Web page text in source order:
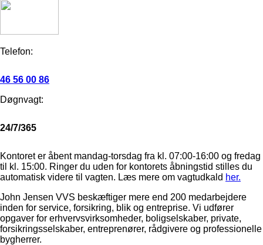
Telefon:
46 56 00 86
Døgnvagt:
24/7/365
Kontoret er åbent mandag-torsdag fra kl. 07:00-16:00 og fredag
til kl. 15:00. Ringer du uden for kontorets åbningstid stilles du
automatisk videre til vagten. Læs mere om vagtudkald her.
John Jensen VVS beskæftiger mere end 200 medarbejdere
inden for service, forsikring, blik og entreprise. Vi udfører
opgaver for erhvervsvirksomheder, boligselskaber, private,
forsikringsselskaber, entreprenører, rådgivere og professionelle
bygherrer.